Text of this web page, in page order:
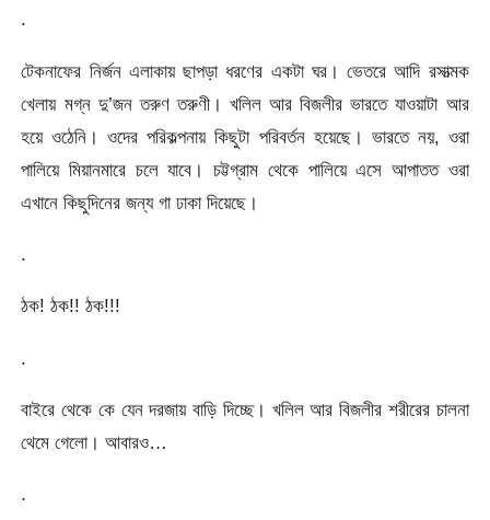
.
টেকনাফের নির্জন এলাকায় ছাপড়া ধরণের একটা ঘর। ভেতরে আদি রসাত্মক
খেলায় মগ্ন দু’জন তরুণ তরুণী। খলিল আর বিজলীর ভারতে যাওয়াটা আর
হয়ে ওঠেনি। ওদের পরিকল্পনায় কিছুটা পরিবর্তন হয়েছে। ভারতে নয়, ওরা
পালিয়ে মিয়ানমারে চলে যাবে। চট্টগ্রাম থেকে পালিয়ে এসে আপাতত ওরা
এখানে কিছুদিনের জন্য গা ঢাকা দিয়েছে।
.
ঠক! ঠক!! ঠক!!!
.
বাইরে থেকে কে যেন দরজায় বাড়ি দিচ্ছে। খলিল আর বিজলীর শরীরের চালনা
থেমে গেলো। আবারও…
.